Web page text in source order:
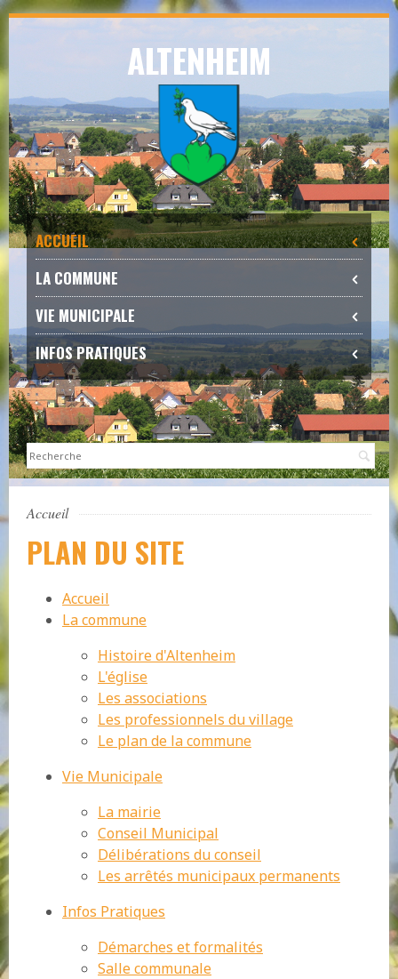
Skip
navigation
Skip
to
content
ALTENHEIM
ACCUEIL
LA COMMUNE
VIE MUNICIPALE
INFOS PRATIQUES
Accueil
PLAN DU SITE
Accueil
La commune
Histoire d'Altenheim
L'église
Les associations
Les professionnels du village
Le plan de la commune
Vie Municipale
La mairie
Conseil Municipal
Délibérations du conseil
Les arrêtés municipaux permanents
Infos Pratiques
Démarches et formalités
Salle communale